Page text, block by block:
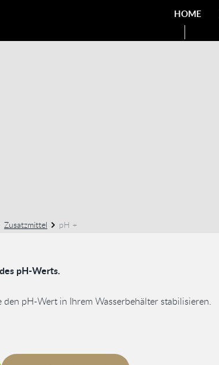
HOME
Zusatzmittel pH +
pH-Werts.
pH-Wert in Ihrem Wasserbehälter stabilisieren.